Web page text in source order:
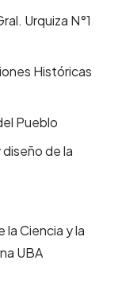
Urquiza N°1
Históricas
Pueblo
de la
la Ciencia y la
UBA